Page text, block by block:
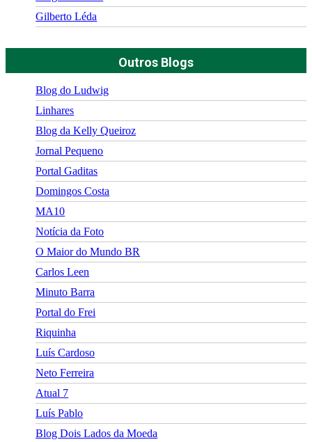
Gilberto Léda
Outros Blogs
Blog do Ludwig
Linhares
Blog da Kelly Queiroz
Jornal Pequeno
Portal Gaditas
Domingos Costa
MA10
Notícia da Foto
O Maior do Mundo BR
Carlos Leen
Minuto Barra
Portal do Frei
Riquinha
Luís Cardoso
Neto Ferreira
Atual 7
Luís Pablo
Blog Dois Lados da Moeda